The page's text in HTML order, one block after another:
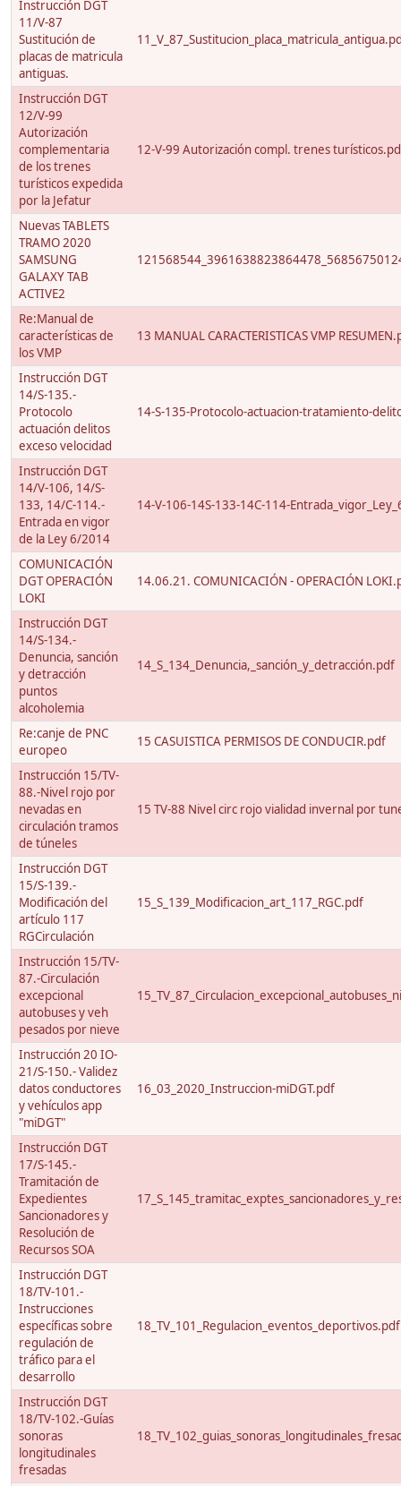
Instrucción DGT
11/V-87
Sustitución de
placas de matricula
antiguas.
Instrucción DGT
12/V-99
Autorización
complementaria
de los trenes
turísticos expedida
por la Jefatur
12-V-99 Autorización compl. trenes
Nuevas TABLETS
TRAMO 2020
SAMSUNG
GALAXY TAB
ACTIVE2
Re:Manual de
características de
los VMP
13 MANUAL CARACTERISTICAS VMP
Instrucción DGT
14/S-135.-
Protocolo
actuación delitos
exceso velocidad
14-S-135-Protocolo-actuacion-tratamiento-
Instrucción DGT
14/V-106, 14/S-
133, 14/C-114.-
Entrada en vigor
de la Ley 6/2014
14-V-106-14S-133-14C-114-
COMUNICACIÓN
DGT OPERACIÓN
LOKI
14.06.21. COMUNICACIÓN - OPERACIÓN
Instrucción DGT
14/S-134.-
Denuncia, sanción
y detracción
puntos
alcoholemia
14_S_134_Denuncia,_sanción_y_detracción.pdf
Re:canje de PNC
europeo
15 CASUISTICA PERMISOS DE CONDUCIR.pdf
Instrucción 15/TV-
88.-Nivel rojo por
nevadas en
circulación tramos
de túneles
15 TV-88 Nivel circ rojo vialidad invernal por
Instrucción DGT
15/S-139.-
Modificación del
artículo 117
RGCirculación
15_S_139_Modificacion_art_117_RGC.pdf
Instrucción 15/TV-
87.-Circulación
excepcional
autobuses y veh
pesados por nieve
Instrucción 20 IO-
21/S-150.- Validez
datos conductores
y vehículos app
"miDGT"
16_03_2020_Instruccion-miDGT.pdf
Instrucción DGT
17/S-145.-
Tramitación de
Expedientes
Sancionadores y
Resolución de
Recursos SOA
Instrucción DGT
18/TV-101.-
Instrucciones
específicas sobre
regulación de
tráfico para el
desarrollo
18_TV_101_Regulacion_eventos_deportivos.pdf
Instrucción DGT
18/TV-102.-Guías
sonoras
longitudinales
fresadas